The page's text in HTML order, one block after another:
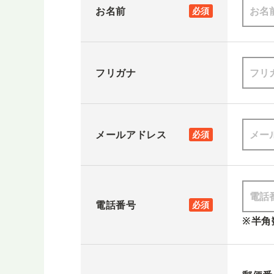
お名前 必須
フリガナ
メールアドレス 必須
電話番号 必須
※半角